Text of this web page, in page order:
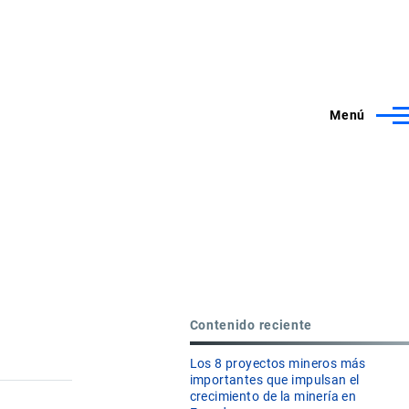
Menú
Contenido reciente
Los 8 proyectos mineros más
importantes que impulsan el
crecimiento de la minería en